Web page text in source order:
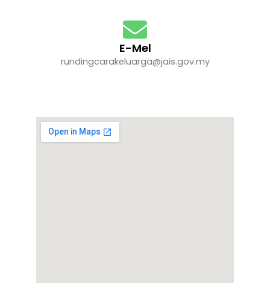
E-Mel
rundingcarakeluarga@jais.gov.my